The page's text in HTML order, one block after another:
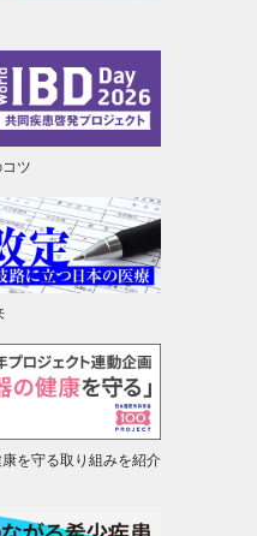
ツ
を守る取り組みを紹介